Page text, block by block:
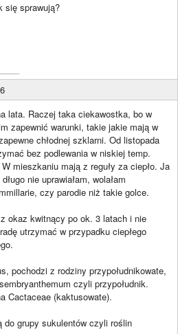
się sprawują?
lata. Raczej taka ciekawostka, bo w
zapewnić warunki, takie jakie mają w
chłodnej szklarni. Od listopada
bez podlewania w niskiej temp.
mieszkaniu mają z reguły za ciepło. Ja
nie uprawiałam, wolałam
czy parodie niż takie golce.
okaz kwitnący po ok. 3 latach i nie
utrzymać w przypadku ciepłego
pochodzi z rodziny przypołudnikowate,
czyli przypołudnik.
Cactaceae (kaktusowate).
do grupy sukulentów czyli roślin